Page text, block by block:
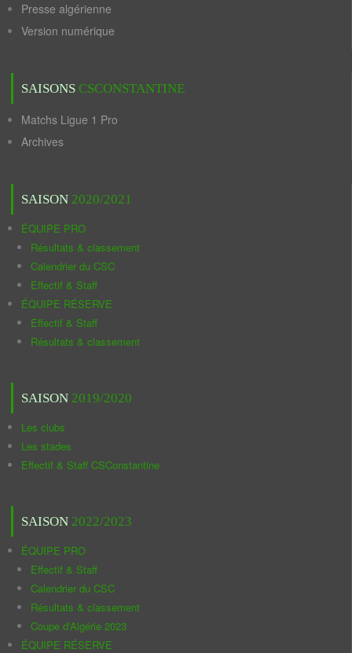
Presse algérienne
Version numérique
SAISONS CSCONSTANTINE
Matchs Ligue 1 Pro
Archives
SAISON 2020/2021
ÉQUIPE PRO
Résultats & classement
Calendrier du CSC
Effectif & Staff
ÉQUIPE RÉSERVE
Effectif & Staff
Résultats & classement
SAISON 2019/2020
Les clubs
Les stades
Effectif & Staff CSConstantine
SAISON 2022/2023
ÉQUIPE PRO
Effectif & Staff
Calendrier du CSC
Résultats & classement
Coupe d'Algérie 2023
ÉQUIPE RÉSERVE